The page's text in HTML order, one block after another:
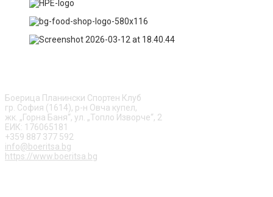
Боерица Планински Спортен Клуб
гр. София (1614), р-н Овча купел,
жк. „Горна Баня“, ул. „Топло Изворче“, 2
ЕИК: 176065181
+359 887 377 592
info@boeritsa.bg
https://www.boeritsa.bg